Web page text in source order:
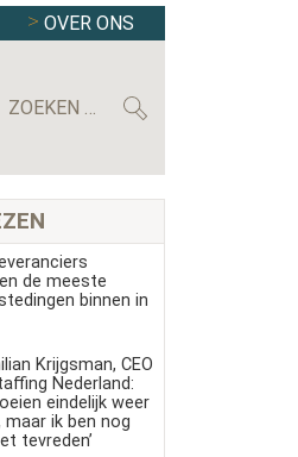
OVER ONS
de meeste
binnen in
Krijgsman, CEO
Nederland:
eindelijk weer
maar ik ben nog
tevreden’